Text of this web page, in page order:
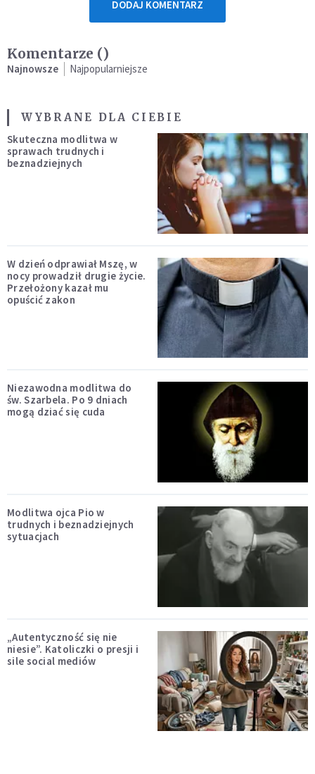
DODAJ KOMENTARZ
Komentarze ()
Najnowsze Najpopularniejsze
WYBRANE DLA CIEBIE
Skuteczna modlitwa w
sprawach trudnych i
beznadziejnych
W dzień odprawiał Mszę, w
nocy prowadził drugie życie.
Przełożony kazał mu
opuścić zakon
Niezawodna modlitwa do
św. Szarbela. Po 9 dniach
mogą dziać się cuda
Modlitwa ojca Pio w
trudnych i beznadziejnych
sytuacjach
„Autentyczność się nie
niesie”. Katoliczki o presji i
sile social mediów